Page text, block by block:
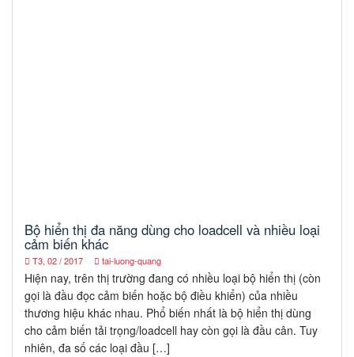
Bộ hiển thị đa năng dùng cho loadcell và nhiều loại
cảm biến khác
T3, 02 / 2017 tai-luong-quang
Hiện nay, trên thị trường đang có nhiều loại bộ hiển thị (còn
gọi là đầu đọc cảm biến hoặc bộ điều khiển) của nhiều
thương hiệu khác nhau. Phổ biến nhất là bộ hiển thị dùng
cho cảm biến tải trọng/loadcell hay còn gọi là đầu cân. Tuy
nhiên, đa số các loại đầu […]